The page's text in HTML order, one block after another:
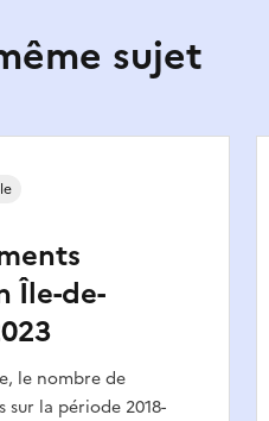
sujet
Île-de-
le nombre de
sur la période 2018-